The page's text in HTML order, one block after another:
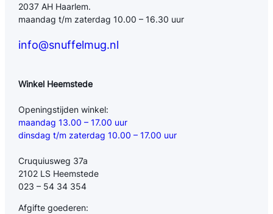
2037 AH Haarlem.
maandag t/m zaterdag 10.00 – 16.30 uur
info@snuffelmug.nl
Winkel Heemstede
Openingstijden winkel:
maandag 13.00 – 17.00 uur
dinsdag t/m zaterdag 10.00 – 17.00 uur
Cruquiusweg 37a
2102 LS Heemstede
023 – 54 34 354
Afgifte goederen: